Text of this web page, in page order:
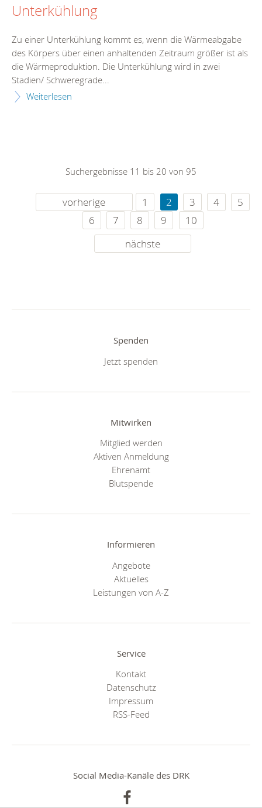
Unterkühlung
Zu einer Unterkühlung kommt es, wenn die Wärmeabgabe
des Körpers über einen anhaltenden Zeitraum größer ist als
die Wärmeproduktion. Die Unterkühlung wird in zwei
Stadien/ Schweregrade...
Weiterlesen
Suchergebnisse 11 bis 20 von 95
vorherige 1 2 3 4
5
6
7 8 9
10
nächste
Spenden
Jetzt spenden
Mitwirken
Mitglied werden
Aktiven Anmeldung
Ehrenamt
Blutspende
Informieren
Angebote
Aktuelles
Leistungen von A-Z
Service
Kontakt
Datenschutz
Impressum
RSS-Feed
Social Media-Kanäle des DRK